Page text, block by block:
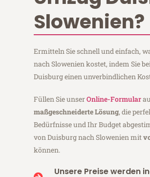
Slowenien?
Ermitteln Sie schnell und einfach,
nach Slowenien kostet, indem Sie
Duisburg einen unverbindlichen
Füllen Sie unserOnline-Formular
maßgeschneiderte Lösung, die
Bedürfnisse und Ihr Budget
von Duisburg nach Slowenien mit
können.
Unsere Preise werden